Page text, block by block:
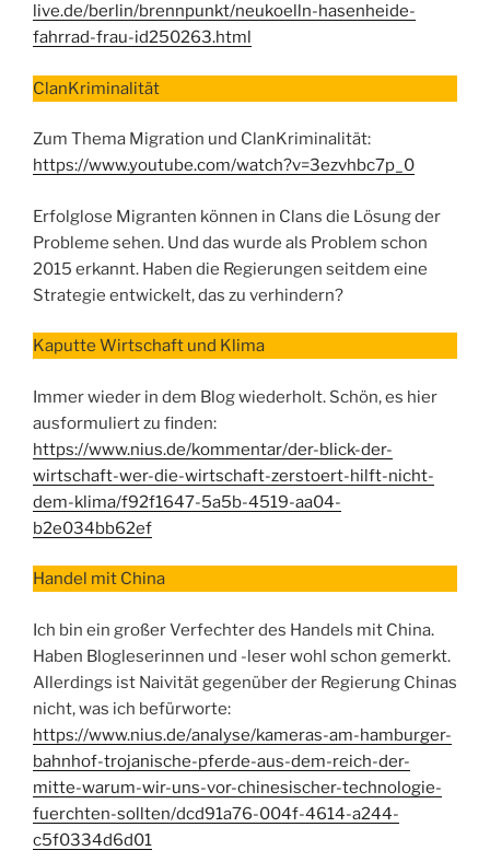
live.de/berlin/brennpunkt/neukoelln-hasenheide-
fahrrad-frau-id250263.html
ClanKriminalität
Zum Thema Migration und ClanKriminalität:
https://www.youtube.com/watch?v=3ezvhbc7p_0
Erfolglose Migranten können in Clans die Lösung der
Probleme sehen. Und das wurde als Problem schon
2015 erkannt. Haben die Regierungen seitdem eine
Strategie entwickelt, das zu verhindern?
Kaputte Wirtschaft und Klima
Immer wieder in dem Blog wiederholt. Schön, es hier
ausformuliert zu finden:
https://www.nius.de/kommentar/der-blick-der-
wirtschaft-wer-die-wirtschaft-zerstoert-hilft-nicht-
dem-klima/f92f1647-5a5b-4519-aa04-
b2e034bb62ef
Handel mit China
Ich bin ein großer Verfechter des Handels mit China.
Haben Blogleserinnen und -leser wohl schon gemerkt.
Allerdings ist Naivität gegenüber der Regierung Chinas
nicht, was ich befürworte:
https://www.nius.de/analyse/kameras-am-hamburger-
bahnhof-trojanische-pferde-aus-dem-reich-der-
mitte-warum-wir-uns-vor-chinesischer-technologie-
fuerchten-sollten/dcd91a76-004f-4614-a244-
c5f0334d6d01